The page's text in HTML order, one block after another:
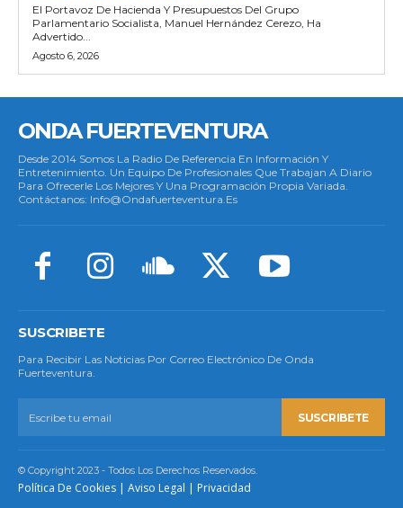
El Portavoz De Hacienda Y Presupuestos Del Grupo
Parlamentario Socialista, Manuel Hernández Cerezo, Ha
Advertido...
Agosto 6, 2026
ONDA FUERTEVENTURA
Desde 2014 Somos La Radio De Referencia En Información Y
Entretenimiento. Un Equipo De Profesionales Que Trabajan A Diario
Para Ofrecerle Los Mejores Y Una Programación Propia Variada.
Contáctanos: Info@ondafuerteventura.es
SUSCRIBETE
Para Recibir Las Noticias Por Correo Electrónico De Onda
Fuerteventura.
SUSCRIBETE
© Copyright 2023 - Todos Los Derechos Reservados.
Política De Cookies | Aviso Legal | Privacidad